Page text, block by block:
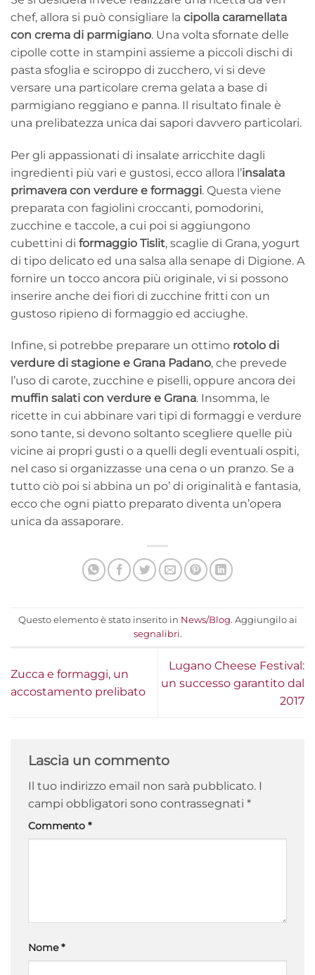
chef, allora si può consigliare la cipolla caramellata
con crema di parmigiano. Una volta sfornate delle
cipolle cotte in stampini assieme a piccoli dischi di
pasta sfoglia e sciroppo di zucchero, vi si deve
versare una particolare crema gelata a base di
parmigiano reggiano e panna. Il risultato finale è
una prelibatezza unica dai sapori davvero particolari.
Per gli appassionati di insalate arricchite dagli
ingredienti più vari e gustosi, ecco allora l’insalata
primavera con verdure e formaggi. Questa viene
preparata con fagiolini croccanti, pomodorini,
zucchine e taccole, a cui poi si aggiungono
cubettini di formaggio Tislit, scaglie di Grana, yogurt
di tipo delicato ed una salsa alla senape di Digione. A
fornire un tocco ancora più originale, vi si possono
inserire anche dei fiori di zucchine fritti con un
gustoso ripieno di formaggio ed acciughe.
Infine, si potrebbe preparare un ottimo rotolo di
verdure di stagione e Grana Padano, che prevede
l’uso di carote, zucchine e piselli, oppure ancora dei
muffin salati con verdure e Grana. Insomma, le
ricette in cui abbinare vari tipi di formaggi e verdure
sono tante, si devono soltanto scegliere quelle più
vicine ai propri gusti o a quelli degli eventuali ospiti,
nel caso si organizzasse una cena o un pranzo. Se a
tutto ciò poi si abbina un po’ di originalità e fantasia,
ecco che ogni piatto preparato diventa un’opera
unica da assaporare.
Questo elemento è stato inserito in News/Blog. Aggiungilo ai
segnalibri.
Zucca e formaggi, un
accostamento prelibato
Lugano Cheese Festival:
un successo garantito dal
2017
Lascia un commento
Il tuo indirizzo email non sarà pubblicato. I
campi obbligatori sono contrassegnati *
Commento *
Nome*